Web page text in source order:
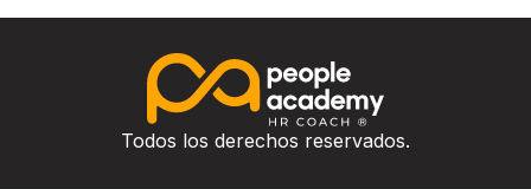
Todos los derechos reservados.